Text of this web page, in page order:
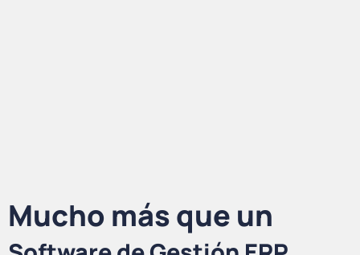
Mucho más que un